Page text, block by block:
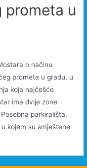
prometa u
o načinu
prometa u gradu, u
koja najčešće
ima dvije zone
parkirališta.
kojem su smještene